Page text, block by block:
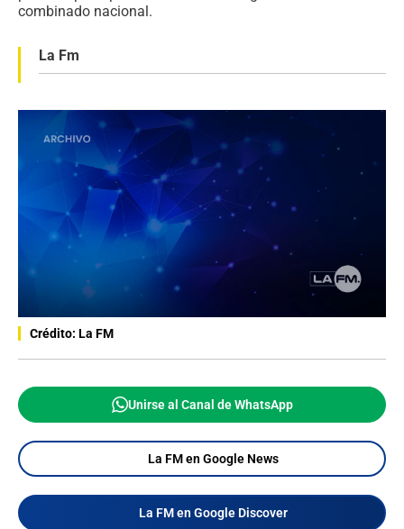
combinado nacional.
La Fm
Crédito: La FM
Unirse al Canal de WhatsApp
La FM en Google News
La FM en Google Discover